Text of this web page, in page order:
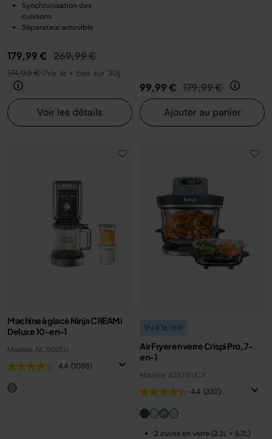
Synchronisation des
cuissons
Séparateur amovible
179,99 € Prix réduit de
269,99 €au
174,99 €Prix le + bas sur 30j
Voir les détails
99,99 € Prix réduit de
179,99 € au
Ajouter au panier
Machine à glace Ninja CREAMi
Deluxe 10-en-1
Modèle: NC502EU
4.4 (1088)
Vu à la télé
Air Fryer en verre Crispi Pro, 7-
en-1
Modèle: AS101EUCY
4.4 (332)
2 cuves en verre (2.3L + 5.7L)